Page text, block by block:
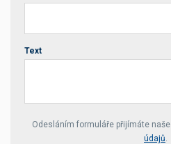
Text
Your website *
Odesláním formuláře přijímáte naše
údajů.